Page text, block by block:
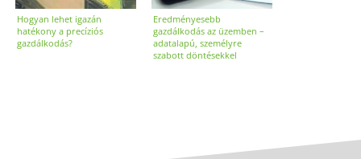
Hogyan lehet igazán
hatékony a precíziós
gazdálkodás?
Eredményesebb
gazdálkodás az üzemben –
adatalapú, személyre
szabott döntésekkel